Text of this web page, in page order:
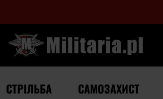
СТРІЛЬБА САМОЗАХИСТ